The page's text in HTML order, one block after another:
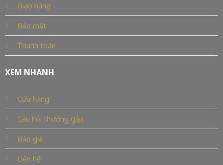
Giao hàng
Bảo mật
Thanh toán
XEM NHANH
Cửa hàng
Câu hỏi thường gặp
Báo giá
Liên hệ